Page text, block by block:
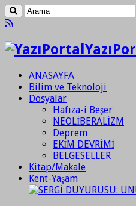
ANASAYFA
Bilim ve Teknoloji
Dosyalar
Hafıza-i Beşer
NEOLİBERALİZM
Deprem
EKİM DEVRİMİ
BELGESELLER
Kitap/Makale
Kent-Yaşam